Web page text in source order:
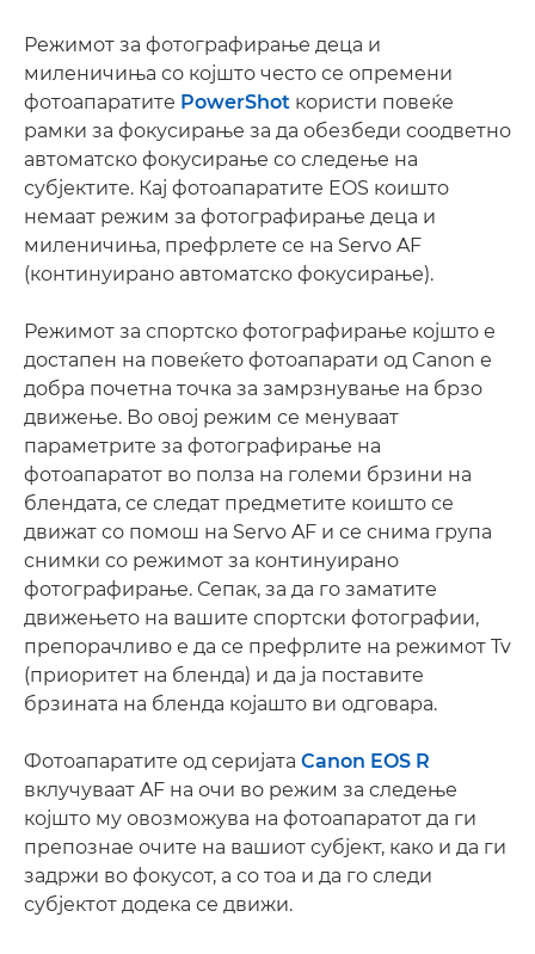
Режимот за фотографирање деца и
миленичиња со којшто често се опремени
фотоапаратите PowerShot користи повеќе
рамки за фокусирање за да обезбеди соодветно
автоматско фокусирање со следење на
субјектите. Кај фотоапаратите EOS коишто
немаат режим за фотографирање деца и
миленичиња, префрлете се на Servo AF
(континуирано автоматско фокусирање).
Режимот за спортско фотографирање којшто е
достапен на повеќето фотоапарати од Canon е
добра почетна точка за замрзнување на брзо
движење. Во овој режим се менуваат
параметрите за фотографирање на
фотоапаратот во полза на големи брзини на
блендата, се следат предметите коишто се
движат со помош на Servo AF и се снима група
снимки со режимот за континуирано
фотографирање. Сепак, за да го заматите
движењето на вашите спортски фотографии,
препорачливо е да се префрлите на режимот Tv
(приоритет на бленда) и да ја поставите
брзината на бленда којашто ви одговара.
Фотоапаратите од серијата Canon EOS R
вклучуваат AF на очи во режим за следење
којшто му овозможува на фотоапаратот да ги
препознае очите на вашиот субјект, како и да ги
задржи во фокусот, а со тоа и да го следи
субјектот додека се движи.